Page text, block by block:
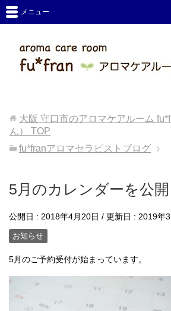
メニュー
大阪 守口市のアロマケアルーム
ん）
TOP
fu*franアロマセラピストブログ
5月のカレンダーを公
公開日 : 2018年4月20日 / 更新日 : 2019年
お知らせ
5月のご予約受付が始まっています。